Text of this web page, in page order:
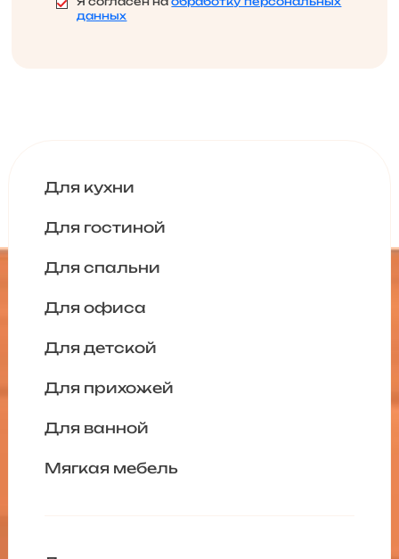
данных
Для кухни
Для гостиной
Для спальни
Для офиса
Для детской
Для прихожей
Для ванной
Мягкая мебель